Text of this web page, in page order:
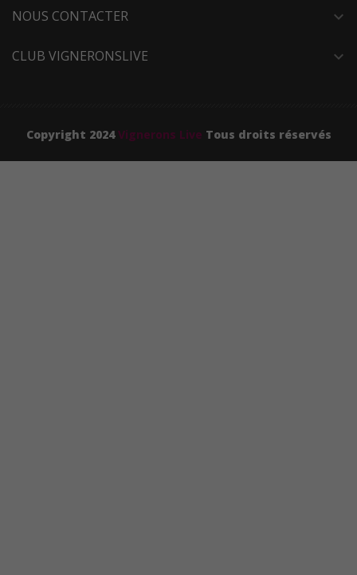
NOUS CONTACTER expand_more
CLUB VIGNERONSLIVE expand_more
Copyright 2024Vignerons Live Tous droits réservés